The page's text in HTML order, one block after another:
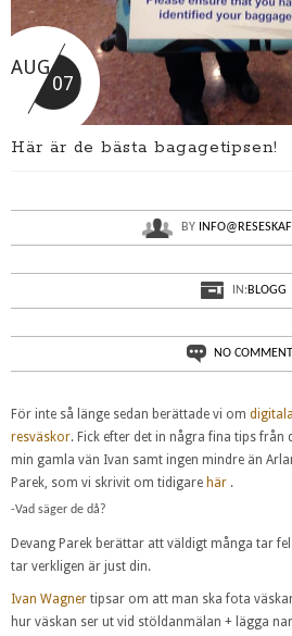
AUG
07
Här är de bästa bagagetipsen!
BY
IN:BLOGG
NO
För inte så länge sedan berättade vi om
resväskor. Fick efter det in några fina tips från
min gamla vän Ivan samt ingen mindre än
Parek, som vi skrivit om tidigare här .
-Vad säger de då?
Devang Parek berättar att väldigt många tar
tar verkligen är just din.
Ivan Wagner tipsar om att man ska fota
hur väskan ser ut vid stöldanmälan + lägga